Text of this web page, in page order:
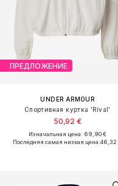
ПРЕДЛОЖЕНИЕ
UNDER ARMOUR
Спортивная куртка 'Rival'
50,92 €
Изначальная цена: 69,90 €
Последняя самая низкая цена:46,32